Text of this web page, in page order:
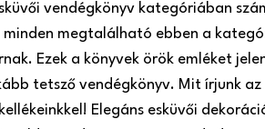
vendégkönyv kategóriában
megtalálható ebben a
Ezek a könyvek örök emléket
tetsző vendégkönyv. Mit írjunk
Elegáns esküvői